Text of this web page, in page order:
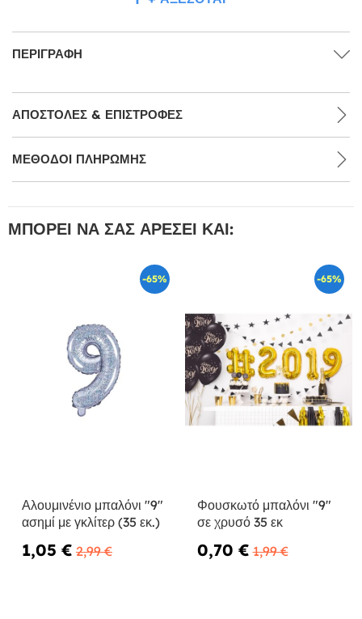
ΠΕΡΙΓΡΑΦΉ
ΑΠΟΣΤΟΛΈΣ & ΕΠΙΣΤΡΟΦΈΣ
ΜΕΘΌΔΟΙ ΠΛΗΡΩΜΉΣ
ΜΠΟΡΕΊ ΝΑ ΣΑΣ ΑΡΈΣΕΙ ΚΑΙ:
-65%
Αλουμινένιο μπαλόνι "9"
ασημί με γκλίτερ (35 εκ.)
1,05 € 2,99 €
-65%
Φουσκωτό μπαλόνι "9"
σε χρυσό 35 εκ
0,70 € 1,99 €